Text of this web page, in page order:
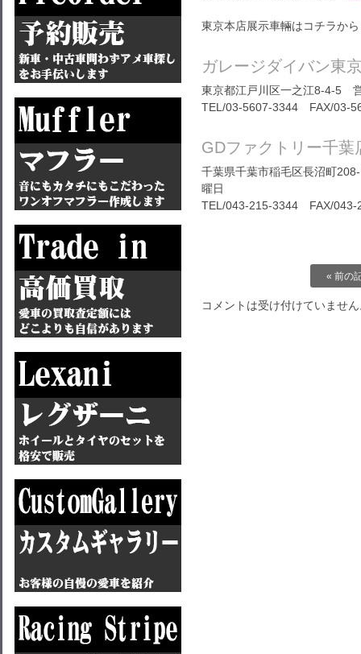
東京本店展示車輛はコチラか
ガレージダイバン東
東京都江戸川区一之江8-4-5
TEL/03-5607-3344 FAX/03-
GDファクトリー千葉
千葉県千葉市稲毛区長沼町
曜日
TEL/043-215-3344 FAX/043-
« 前の
コメントは受け付けていませ